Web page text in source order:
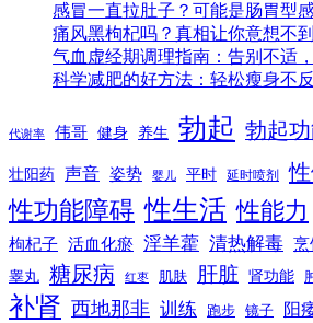
感冒一直拉肚子？可能是肠胃型
痛风黑枸杞吗？真相让你意想不到
气血虚经期调理指南：告别不适
科学减肥的好方法：轻松瘦身不
代谢率 伟哥 健身 养生 勃起 勃起
壮阳药 声音 姿势 婴儿 平时 延时喷剂
性功能障碍 性生活 性能力
枸杞子 活血化瘀 淫羊藿 清热解毒 烹
睾丸 糖尿病 红枣 肌肤 肝脏 肾功能
补肾 西地那非 训练 跑步 镜子 阳